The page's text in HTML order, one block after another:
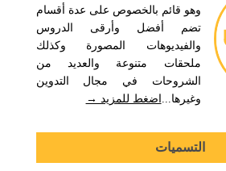
وهو قائم بالخصوص على عدة أقسام
تضم أفضل وأرقى الدروس
والفيديوهات المصورة وكذلك
ملحقات متنوعة والعديد من
الشروحات في مجال التدوين
وغيرها... اضغط للمزيد →
التسميات